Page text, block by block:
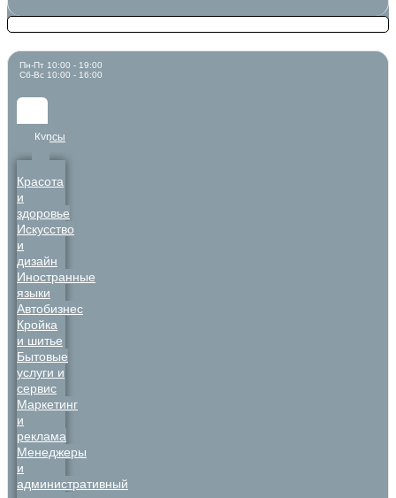
Пн-Пт 10:00 - 19:00
Сб-Вс 10:00 - 16:00
Курсы
Красота
и
здоровье
Искусство
и
дизайн
Иностранные
языки
Автобизнес
Кройка
и шитье
Бытовые
услуги и
сервис
Маркетинг
и
реклама
Менеджеры
и
административный